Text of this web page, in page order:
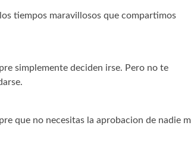
tiempos maravillosos que compartimos
simplemente deciden irse. Pero no te
que no necesitas la aprobacion de nadie